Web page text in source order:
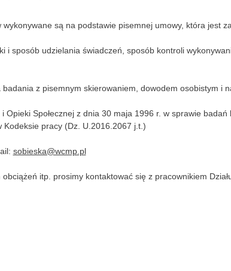
są na podstawie pisemnej umowy, która jest
sposób udzielania świadczeń, sposób kontroli
z pisemnym skierowaniem, dowodem osobistym i
Społecznej z dnia 30 maja 1996 r. w sprawie
pracy (Dz. U.2016.2067 j.t.)
sobieska@wcmp.pl
itp. prosimy kontaktować się z pracownikiem